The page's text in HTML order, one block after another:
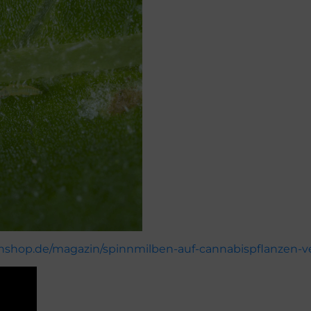
magazin/spinnmilben-auf-cannabispflanzen-